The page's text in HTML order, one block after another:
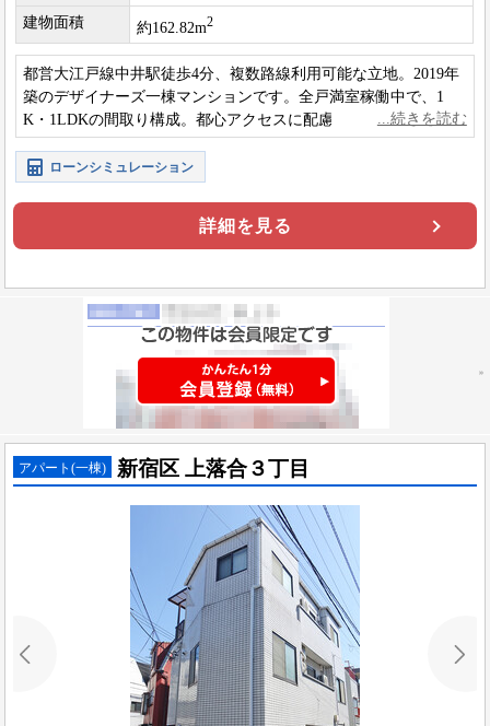
建物面積 約162.82m2
都営大江戸線中井駅徒歩4分、複数路線利用可能な立地。2019年
築のデザイナーズ一棟マンションです。全戸満室稼働中で、1
K・1LDKの間取り構成。都心アクセスに配慮した住環境が特徴
の物件です。
ローンシミュレーション
詳細を見る
アパート(一棟) 新宿区 上落合３丁目